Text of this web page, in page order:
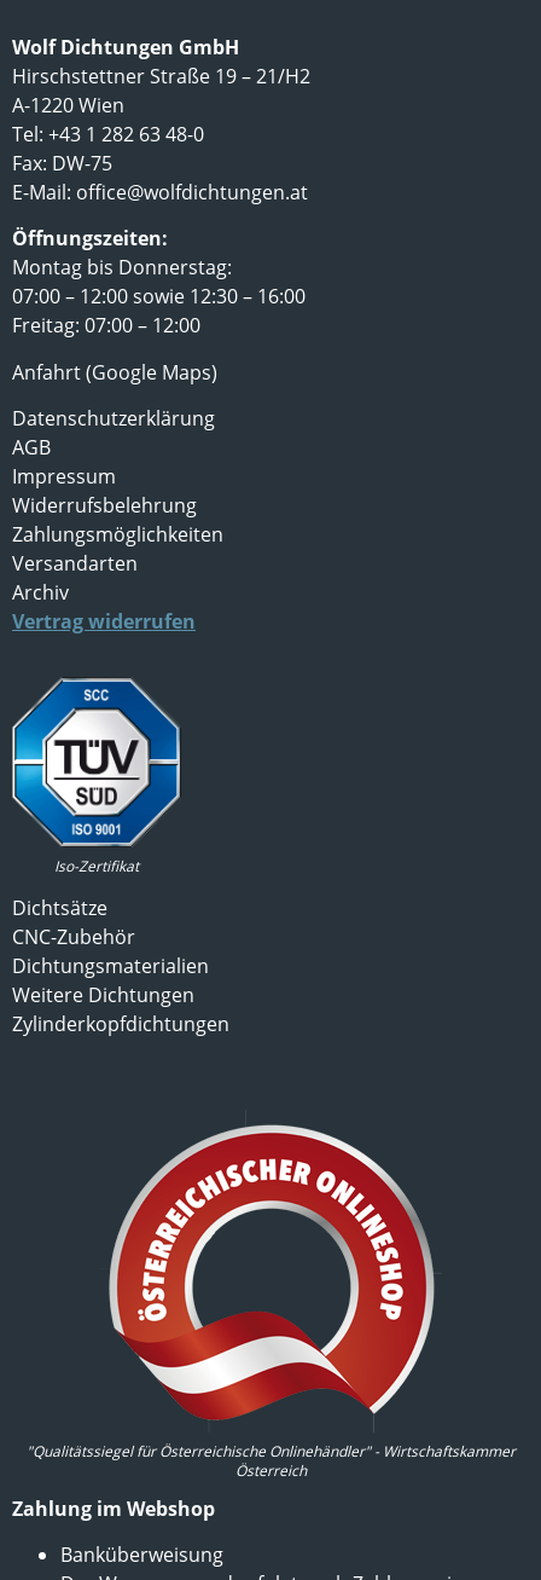
Wolf Dichtungen GmbH
Hirschstettner Straße 19 – 21/H2
A-1220 Wien
Tel: +43 1 282 63 48-0
Fax: DW-75
E-Mail: office@wolfdichtungen.at
Öffnungszeiten:
Montag bis Donnerstag:
07:00 – 12:00 sowie 12:30 – 16:00
Freitag: 07:00 – 12:00
Anfahrt (Google Maps)
Datenschutzerklärung
AGB
Impressum
Widerrufsbelehrung
Zahlungsmöglichkeiten
Versandarten
Archiv
Vertrag widerrufen
Iso-Zertifikat
Dichtsätze
CNC-Zubehör
Dichtungsmaterialien
Weitere Dichtungen
Zylinderkopfdichtungen
"Qualitätssiegel für Österreichische Onlinehändler" - Wirtschaftskammer
Österreich
Zahlung im Webshop
Banküberweisung